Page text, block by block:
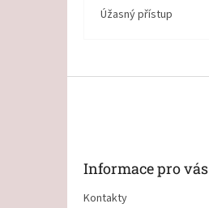
Úžasný přístup
Informace pro vás
Kontakty